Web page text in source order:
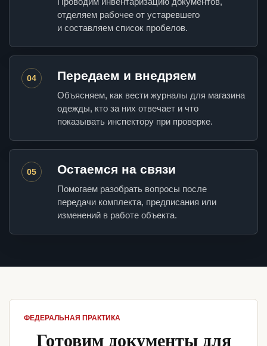
отделяем рабочее от устаревшего
и составляем список пробелов.
04 Передаем и внедряем
Объясняем, как вести журналы для магазина
одежды, кто за них отвечает и что
показывать инспектору при проверке.
05 Остаемся на связи
Помогаем разобрать вопросы после
передачи комплекта, предписания или
изменений в работе объекта.
ФЕДЕРАЛЬНАЯ ПРАКТИКА
Готовим документы для